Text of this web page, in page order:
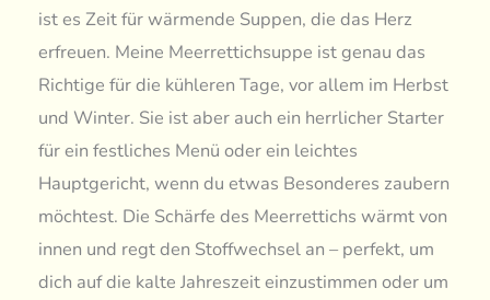
ist es Zeit für wärmende Suppen, die das Herz
erfreuen. Meine Meerrettichsuppe ist genau das
Richtige für die kühleren Tage, vor allem im Herbst
und Winter. Sie ist aber auch ein herrlicher Starter
für ein festliches Menü oder ein leichtes
Hauptgericht, wenn du etwas Besonderes zaubern
möchtest. Die Schärfe des Meerrettichs wärmt von
innen und regt den Stoffwechsel an – perfekt, um
dich auf die kalte Jahreszeit einzustimmen oder um